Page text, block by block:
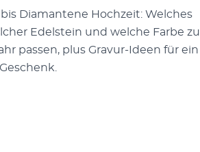
Diamantene Hochzeit: Welches
Edelstein und welche Farbe zu
passen, plus Gravur-Ideen für ein